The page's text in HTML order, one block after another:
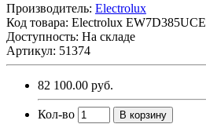
Производитель: Electrolux
Код товара: Electrolux EW7D385UCE
Доступность: На складе
Артикул: 51374
82 100.00 руб.
Кол-во В корзину